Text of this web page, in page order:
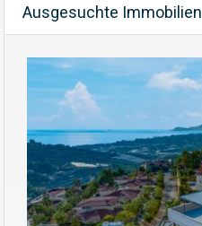
Ausgesuchte Immobilien